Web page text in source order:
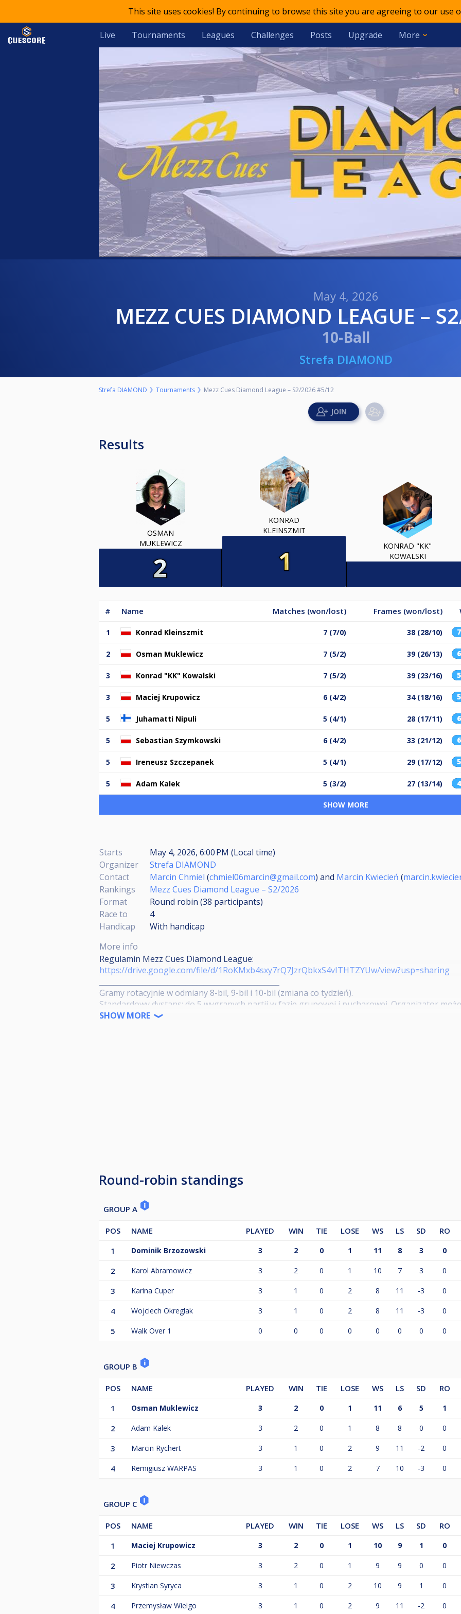
This site uses cookies! By continuing to browse this site you are agreeing to our use
Live Tournaments Leagues Challenges Posts Upgrade More
May 4, 2026
MEZZ CUES DIAMOND LEAGUE –
10-Ball
Strefa DIAMOND
Strefa DIAMOND Tournaments Mezz Cues Diamond League – S2/2026 #5/12
Results
OSMAN
MUKLEWICZ
KONRAD
KLEINSZMIT
KONRAD "KK"
KOWALSKI
# Name Matches (won/lost) Frames (won/lost)
1 Konrad Kleinszmit 7 (7/0) 38 (28/10)
2 Osman Muklewicz 7 (5/2) 39 (26/13)
3 Konrad "KK" Kowalski 7 (5/2) 39 (23/16)
3 Maciej Krupowicz 6 (4/2) 34 (18/16)
5 Juhamatti Nipuli 5 (4/1) 28 (17/11)
5 Sebastian Szymkowski 6 (4/2) 33 (21/12)
5 Ireneusz Szczepanek 5 (4/1) 29 (17/12)
5 Adam Kalek 5 (3/2) 27 (13/14)
SHOW MORE
Starts
May 4, 2026, 6:00 PM (Local time)
Organizer
Strefa DIAMOND
Contact
Marcin Chmiel (chmiel06marcin@gmail.com) and Marcin Kwiecień (
Rankings
Mezz Cues Diamond League – S2/2026
Format
Round robin (38 participants)
Race to
4
Handicap
With handicap
More info
Regulamin Mezz Cues Diamond League:
https://drive.google.com/file/d/1RoKMxb4sxy7rQ7JzrQbkxS4vITHTZYUw/view?usp=sharing
Gramy rotacyjnie w odmiany 8-bil, 9-bil i 10-bil (zmiana co tydzień).
Standardowy dystans: do 5 wygranych partii w fazie grupowej i pucharowej. Organizator
od liczby uczestników.
SHOW MORE
Round-robin standings
GROUP A
POS NAME PLAYED WIN TIE LOSE WS LS SD RO
1
Dominik Brzozowski 3 2 0 1 11 8 3 0
2 Karol Abramowicz 3 2 0 1 10 7 3 0
3 Karina Cuper 3 1 0 2 8 11 -3 0
4 Wojciech Okreglak 3 1 0 2 8 11 -3 0
5 Walk Over 1 0 0 0 0 0 0 0 0
GROUP B
POS NAME PLAYED WIN TIE LOSE WS LS SD RO
1
Osman Muklewicz 3 2 0 1 11 6 5 1
2 Adam Kalek 3 2 0 1 8 8 0 0
3 Marcin Rychert 3 1 0 2 9 11 -2 0
4 Remigiusz WARPAS 3 1 0 2 7 10 -3 0
GROUP C
POS NAME PLAYED WIN TIE LOSE WS LS SD RO
1
Maciej Krupowicz 3 2 0 1 10 9 1 0
2 Piotr Niewczas 3 2 0 1 9 9 0 0
3 Krystian Syryca 3 1 0 2 10 9 1 0
4 Przemysław Wielgo 3 1 0 2 9 11 -2 0